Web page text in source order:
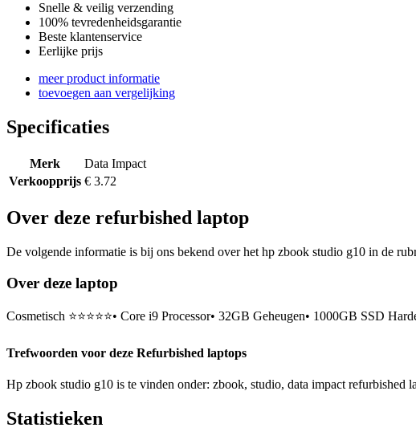
Snelle & veilig verzending
100% tevredenheidsgarantie
Beste klantenservice
Eerlijke prijs
meer product informatie
toevoegen aan vergelijking
Specificaties
Merk
Data Impact
Verkoopprijs € 3.72
Over deze refurbished laptop
De volgende informatie is bij ons bekend over het hp zbook studio g10 in de
Over deze laptop
Cosmetisch ⭐⭐⭐⭐⭐• Core i9 Processor• 32GB Geheugen• 1000GB SSD
Trefwoorden voor deze Refurbished laptops
Hp zbook studio g10 is te vinden onder: zbook, studio, data impact refurbished
Statistieken